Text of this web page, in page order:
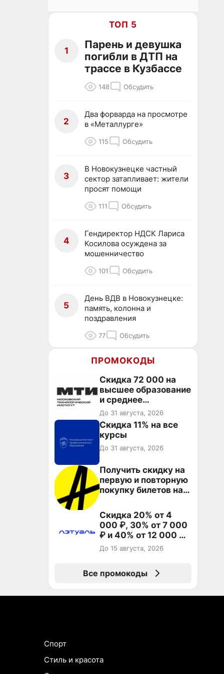
ТОП 5
1
Парень и девушка
погибли в ДТП на
трассе в Кузбассе
148 Обсудить
2
Два форварда на просмотре
в «Металлурге»
115 Обсудить
3
В Новокузнецке частный
сектор затапливает: жители
просят помощи
111 Обсудить
4
Гендиректор НДСК Лариса
Косилова осуждена за
мошенничество
101 Обсудить
5
День ВДВ в Новокузнецке:
память, колонна и
поздравления
77 Обсудить
ПРОМОКОДЫ
Скидка 72 000 на
высшее образование
и среднее
специальное
образование в
первый год обучения
До 31 августа, 2026
Скидка 11% на все
курсы
До 31 августа, 2026
Получить скидку на
первую и повторную
покупку билетов на
Скидка 20% от 4
000 ₽, 30% от 7 000
₽ и 40% от 12 000 ₽
на первый и все
повторные заказы по
До 15 августа, 2026
Все промокоды
Спорт
Стиль и красота